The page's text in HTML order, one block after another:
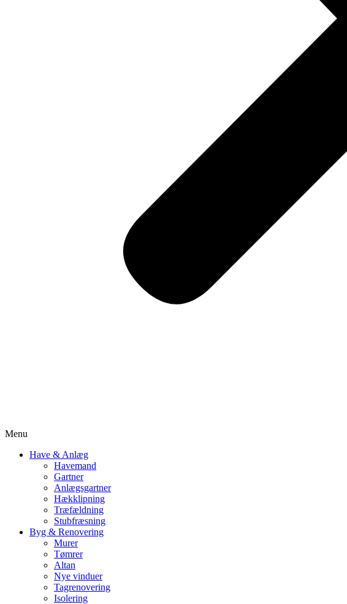
Menu
Have & Anlæg
Havemand
Gartner
Anlægsgartner
Hækklipning
Træfældning
Stubfræsning
Byg & Renovering
Murer
Tømrer
Altan
Nye vinduer
Tagrenovering
Isolering